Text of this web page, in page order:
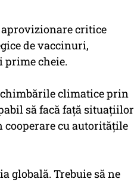
critice
de vaccinuri,
prime cheie.
climatice prin
să facă faţă situaţiilor
cu autorităţile
globală. Trebuie să ne